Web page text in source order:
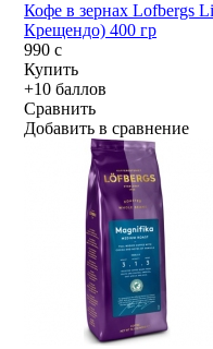
Кофе в зернах Lofbergs
Крещендо) 400 гр
990c
Купить
+10 баллов
Сравнить
Добавить в сравнение